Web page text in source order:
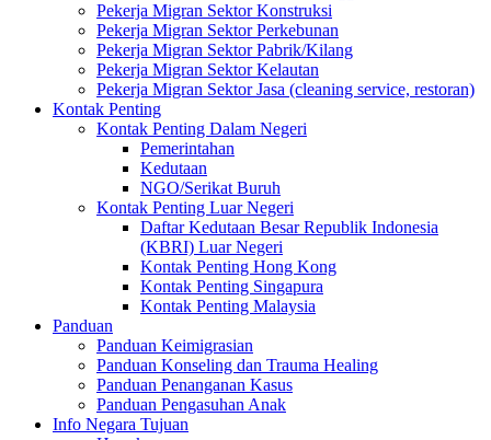
Pekerja Migran Sektor Konstruksi
Pekerja Migran Sektor Perkebunan
Pekerja Migran Sektor Pabrik/Kilang
Pekerja Migran Sektor Kelautan
Pekerja Migran Sektor Jasa (cleaning service, restoran)
Kontak Penting
Kontak Penting Dalam Negeri
Pemerintahan
Kedutaan
NGO/Serikat Buruh
Kontak Penting Luar Negeri
Daftar Kedutaan Besar Republik Indonesia
(KBRI) Luar Negeri
Kontak Penting Hong Kong
Kontak Penting Singapura
Kontak Penting Malaysia
Panduan
Panduan Keimigrasian
Panduan Konseling dan Trauma Healing
Panduan Penanganan Kasus
Panduan Pengasuhan Anak
Info Negara Tujuan